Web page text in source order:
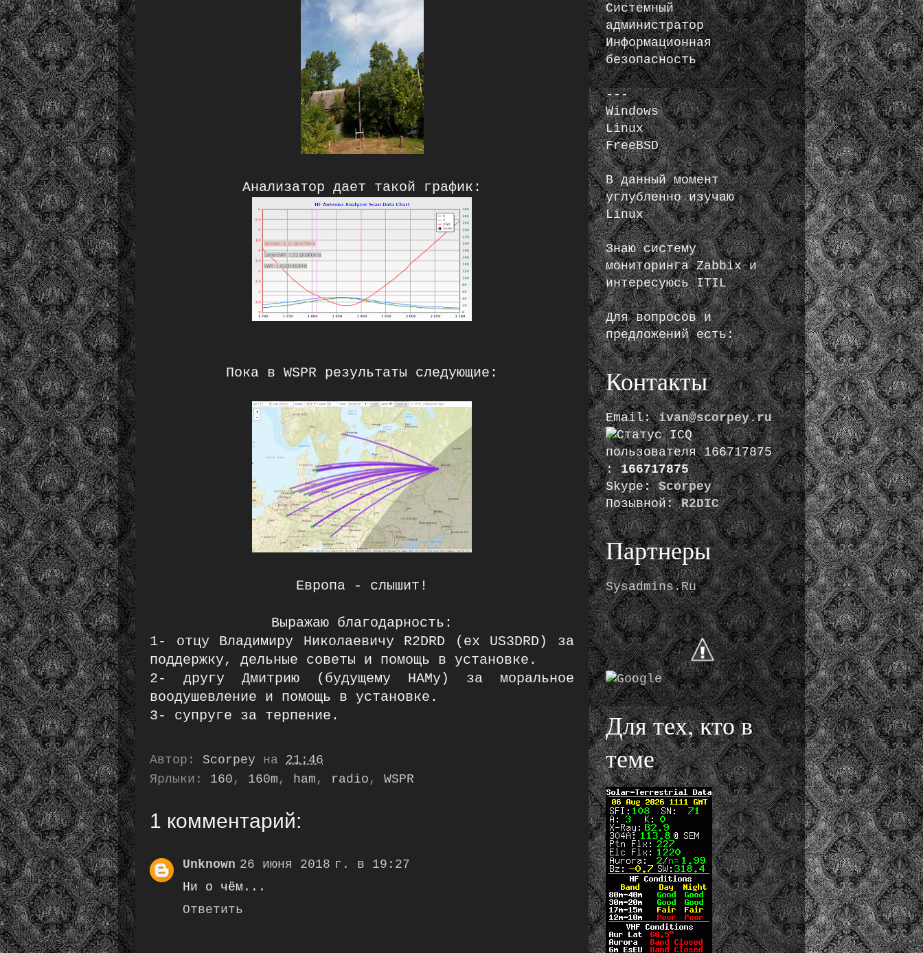
Анализатор дает такой график:
Пока в WSPR результаты следующие:
Европа - слышит!
Выражаю благодарность:
1- отцу Владимиру Николаевичу R2DRD (ex US3DRD) за
поддержку, дельные советы и помощь в установке.
2- другу Дмитрию (будущему HAMу) за моральное
воодушевление и помощь в установке.
3- супруге за терпение.
Автор: Scorpey на 21:46
Ярлыки: 160 , 160m , ham , radio , WSPR
1 комментарий:
Unknown 26 июня 2018 г. в 19:27
Ни о чём...
Ответить
Системный
администратор
Информационная
безопасность
---
Windows
Linux
FreeBSD
В данный момент
углубленно изучаю
Linux
Знаю систему
мониторинга Zabbix и
интересуюсь ITIL
Для вопросов и
предложений есть:
Контакты
Email:ivan@scorpey.ru
:166717875
Skype:Scorpey
Позывной:R2DIC
Партнеры
Sysadmins.Ru
Для тех, кто в
теме